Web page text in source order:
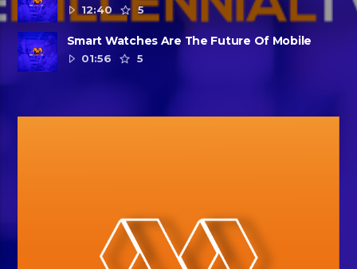
12:40
5
Smart Watches Are The Future Of Mobile
01:56
5